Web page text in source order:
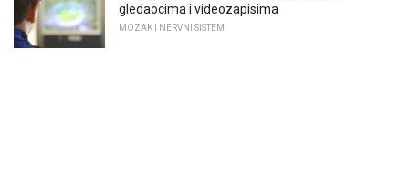
gledaocima i videozapisima
MOZAK I NERVNI SISTEM